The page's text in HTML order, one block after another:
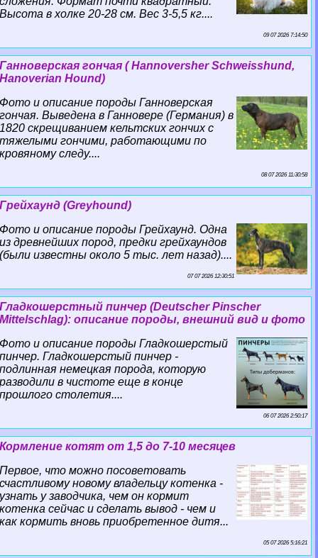
Высота в холке 20-28 см. Вес 3-5,5 кг....
09 07 2026 7:14:50
Ганноверская гончая ( Hannoversher Schweisshund,
Hanoverian Hound)
Фото и описание породы Ганноверская
гончая. Выведена в Ганновере (Германия) в
1820 скрещиванием кельтских гончих с
тяжелыми гончими, работающими по
кровяному следу....
08 07 2026 11:30:58
Грейхаунд (Greyhound)
Фото и описание породы Грейхаунд. Одна
из древнейших пород, предки грейхаундов
(были известны около 5 тыс. лет назад)....
07 07 2026 12:30:51
Гладкошерстный пинчер (Deutscher Pinscher
Mittelschlag): описание породы, внешний вид и фото
Фото и описание породы Гладкошерстый
пинчер. Гладкошерстый пинчер -
подлинная немецкая порода, которую
разводили в чистоте еще в конце
прошлого столетия....
06 07 2026 2:50:17
Кормление котят от 1,5 до 7-10 месяцев
Первое, что можно посоветовать
счастливому новому владельцу котенка -
узнать у заводчика, чем он кормит
котенка сейчас и сделать вывод - чем и
как кормить вновь приобретенное дитя...
05 07 2026 5:16:21